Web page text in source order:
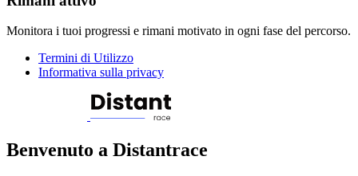
Monitora i tuoi progressi e rimani motivato in ogni fase del percorso.
Termini di Utilizzo
Informativa sulla privacy
Benvenuto a Distantrace